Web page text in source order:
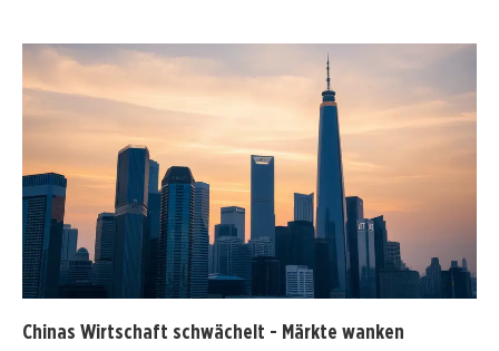
Chinas Wirtschaft schwächelt - Märkte wanken